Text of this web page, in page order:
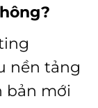
nền tảng
bản mới